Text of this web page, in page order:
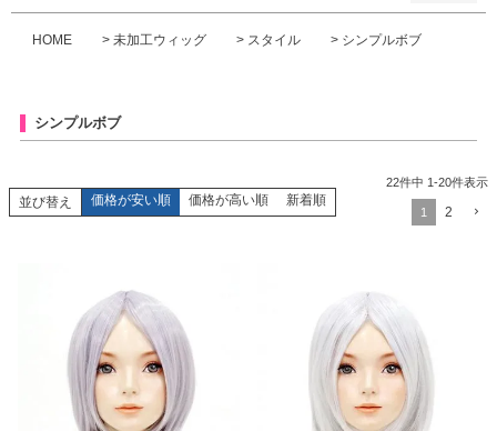
HOME 未加工ウィッグ スタイル シンプルボブ
シンプルボブ
並び替え 価格が安い順 価格が高い順 新着順
22件中 1 -20件表示
1 2